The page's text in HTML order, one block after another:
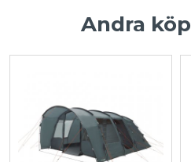
Andra